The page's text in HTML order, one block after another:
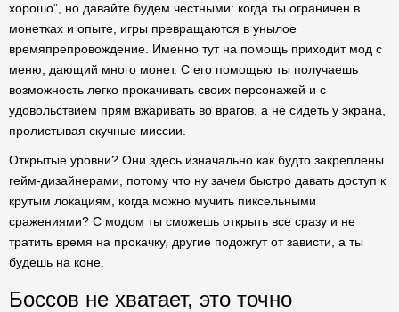
хорошо”, но давайте будем честными: когда ты ограничен в
монетках и опыте, игры превращаются в унылое
времяпрепровождение. Именно тут на помощь приходит мод с
меню, дающий много монет. С его помощью ты получаешь
возможность легко прокачивать своих персонажей и с
удовольствием прям вжаривать во врагов, а не сидеть у экрана,
пролистывая скучные миссии.
Открытые уровни? Они здесь изначально как будто закреплены
гейм-дизайнерами, потому что ну зачем быстро давать доступ к
крутым локациям, когда можно мучить пиксельными
сражениями? С модом ты сможешь открыть все сразу и не
тратить время на прокачку, другие подожгут от зависти, а ты
будешь на коне.
Боссов не хватает, это точно